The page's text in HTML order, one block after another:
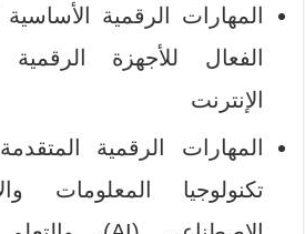
المهارات الرقمية الأساسية
الفعال للأجهزة
الإنترنت
المهارات الرقمية
تكنولوجيا المعلومات